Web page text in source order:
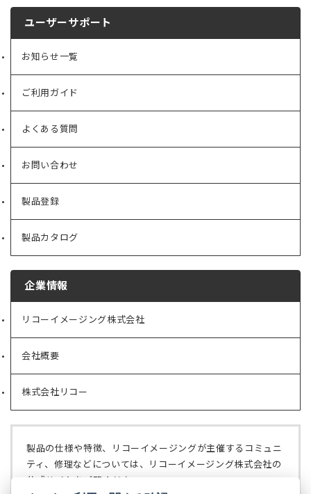
ユーザーサポート
お知らせ一覧
ご利用ガイド
よくある質問
お問い合わせ
製品登録
製品カタログ
企業情報
リコーイメージング株式会社
（新
タ
ブ
で
開
く）
会社概要
（新
タ
ブ
で
く）
株式会社リコー
（新
ブ
で
開
製品の仕様や特徴、リコーイメージングが主催するコミュニ
ティ、修理などについては、リコーイメージング株式会社の
公式サイトをご覧ください。